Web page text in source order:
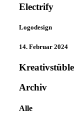
Electrify
Logodesign
14. Februar 2024
Kreativstüble
Archiv
Alle